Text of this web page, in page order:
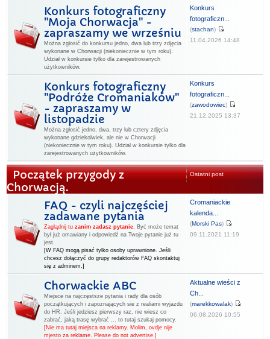
Konkurs fotograficzny
"Moja Chorwacja" -
zapraszamy we wrześniu
Można zgłosić do konkursu jedno, dwa lub trzy zdjęcia
wykonane w Chorwacji (niekoniecznie w tym roku).
Udział w konkursie tylko dla zarejestrowanych
użytkowników.
Konkurs
fotograficzn...
(stachan)
11.04.2026 14:48
Konkurs fotograficzny
"Podróże Cromaniaków"
- zapraszamy w
listopadzie
Można zgłosić jedno, dwa, trzy lub cztery zdjęcia
wykonane gdziekolwiek, ale nie w Chorwacji
(niekoniecznie w tym roku). Udział w konkursie tylko dla
zarejestrowanych użytkowników.
Konkurs
fotograficzn...
(zawodowiec)
21.12.2025 13:37
Początek przygody z
Chorwacją.
Ostatni post
FAQ - czyli najczęściej
zadawane pytania
Zaglądnij tu zanim zadasz pytanie. Być może temat
był już omawiany i odpowiedź na Twoje pytanie już tu
jest.
[W FAQ mogą pisać tylko osoby uprawnione. Jeśli
chcesz dołączyć do grupy redaktorów FAQ skontaktuj
się z adminem.]
Cromaniackie
kalenda...
(Morski Pas)
09.11.2021 11:19
Chorwackie ABC
Miejsce na najczęstsze pytania i rady dla osób
początkujących i zapoznających sie z realiami wyjazdu
do HR. Jeśli jedziesz pierwszy raz, nie wiesz co
zabrać, jaką trasę wybrać ... to tutaj szukaj pomocy.
[Nie ma tutaj miejsca na reklamy. Molim, ovdje nije
mjesto za reklame. Please do not advertise.]
Aktualne wieści z
Ch...
(marekkowalak)
06.08.2026 10:55